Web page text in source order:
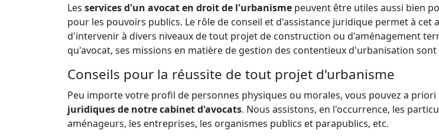
Les services d'un avocat en droit de l'urbanisme peuvent être utiles aussi bien
pour les pouvoirs publics. Le rôle de conseil et d'assistance juridique permet à cet
d'intervenir à divers niveaux de tout projet de construction ou d'aménagement
qu'avocat, ses missions en matière de gestion des contentieux d'urbanisation sont
Conseils pour la réussite de tout projet d'urbanisme
Peu importe votre profil de personnes physiques ou morales, vous pouvez a
juridiques de notre cabinet d'avocats. Nous assistons, en l'occurrence, les
aménageurs, les entreprises, les organismes publics et parapublics, etc.